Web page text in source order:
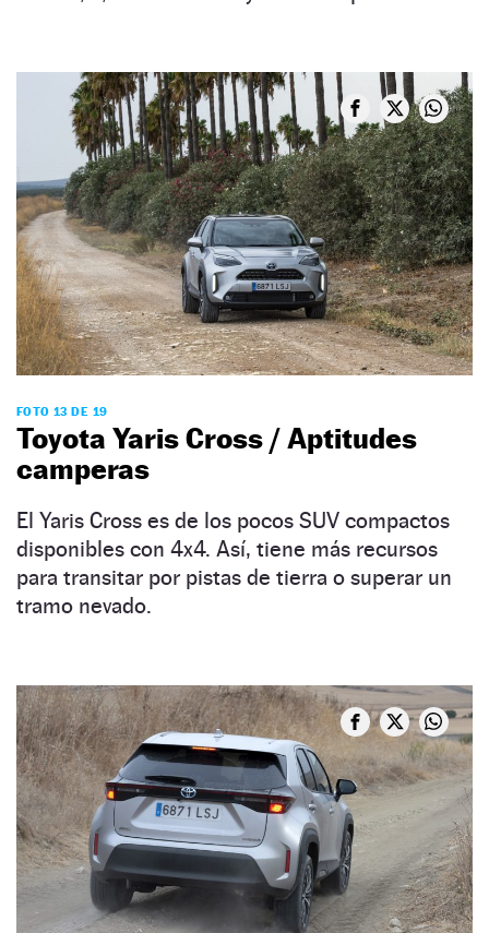
FOTO 13 DE 19
Toyota Yaris Cross / Aptitudes
camperas
El Yaris Cross es de los pocos SUV compactos
disponibles con 4x4. Así, tiene más recursos
para transitar por pistas de tierra o superar un
tramo nevado.